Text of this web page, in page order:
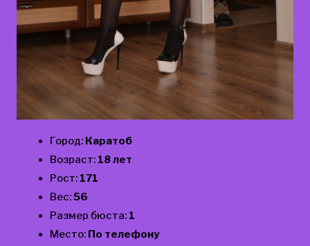
Город: Каратоб
Возраст: 18 лет
Рост: 171
Вес:56
Размер бюста: 1
Место: По телефону